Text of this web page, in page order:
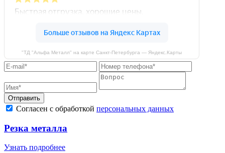
"ТД "Альфа Металл" на карте Санкт‑Петербурга — Яндекс.Карты
Отправить
Согласен с обработкой персональных данных
Резка металла
Узнать подробнее